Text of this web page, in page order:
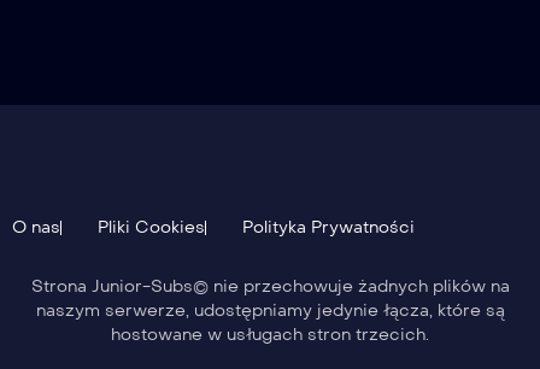
O nas Pliki Cookies Polityka Prywatności
Strona Junior-Subs© nie przechowuje żadnych plików na
naszym serwerze, udostępniamy jedynie łącza, które są
hostowane w usługach stron trzecich.